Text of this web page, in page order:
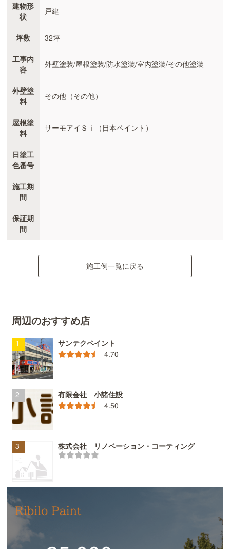
建物形
状
戸建
坪数 32坪
工事内
容
外壁塗装/屋根塗装/防水塗装/室内塗装/その他塗装
外壁塗
料
その他（その他）
屋根塗
料
サーモアイＳｉ（日本ペイント）
日塗工
色番号
施工期
間
保証期
間
施工例一覧に戻る
周辺のおすすめ店
サンテクペイント
4.70
有限会社 小諸住設
4.50
株式会社 リノベーション・コーティング